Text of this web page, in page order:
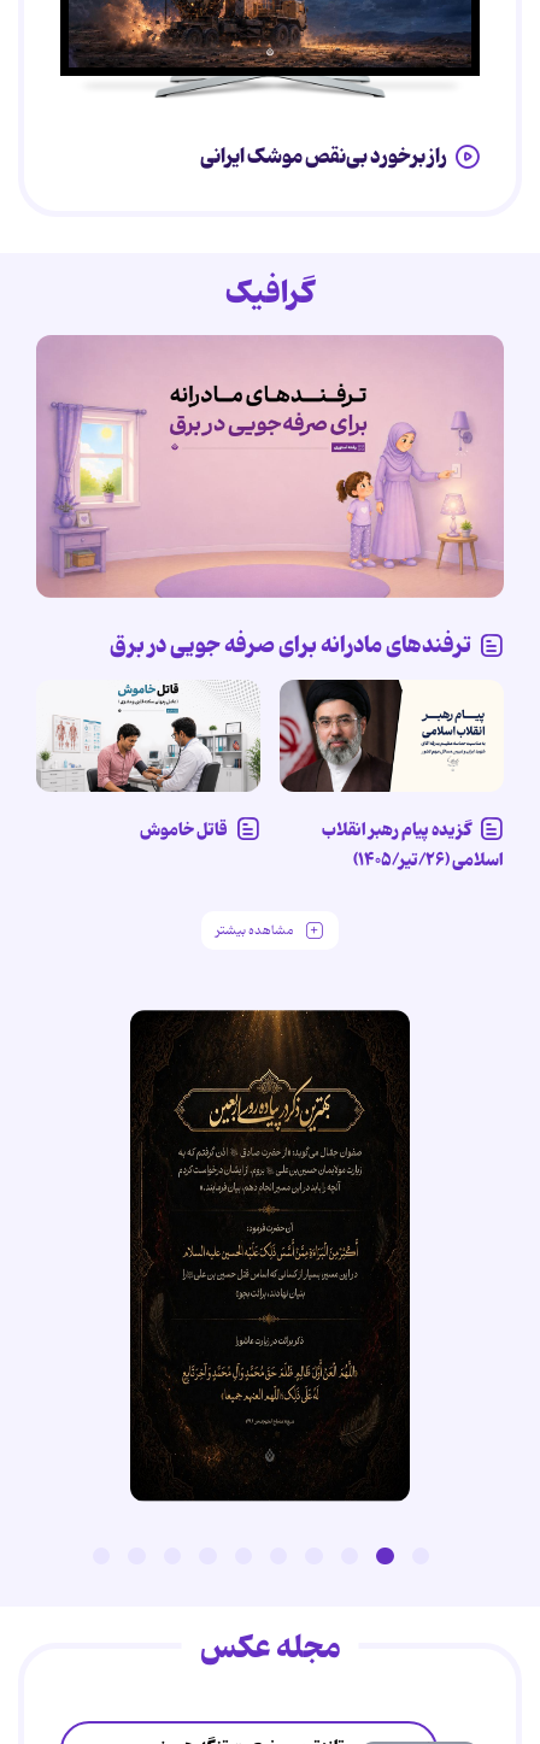
راز برخورد بی‌نقص موشک ایرانی
گرافیک
ترفندهای مادرانه برای صرفه جویی در برق
گزیده پیام رهبر انقلاب
اسلامی (۲۶/تیر/۱۴۰۵)
قاتل خاموش
مشاهده بیشتر
مجله عکس